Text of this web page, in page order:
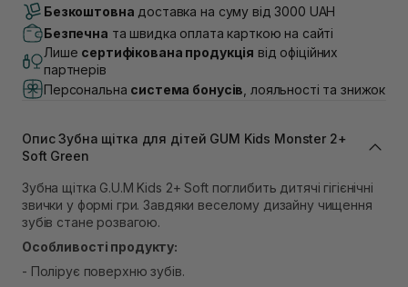
В наявності
Самовивіз м. Луцьк, вул. Винниченка 4
В наявності
Самовивіз м. Львів, вул. Академіка Підстригача, 1В
(Duck’s Lake)
Немає в наявності!
В наявності
Самовивіз м. Львів, вул. Степана Бандери 45
Самовивіз м. Рівне, вул. 16-го Липня, 15
В наявності
Самовивіз м. Рівне, вул. Кулика і Гудачека 23 (ТЦ
Екватор)
Безкоштовна доставка на суму від 3000 UAH
Безпечна та швидка оплата карткою на сайті
Лише сертифікована продукція від офіційних
партнерів
Персональна система бонусів , лояльності та знижок
Опис Зубна щітка для дітей GUM Kids Monster 2+
Soft Green
Зубна щітка G.U.M Kids 2+ Soft поглибить дитячі гігієнічні
звички у формі гри. Завдяки веселому дизайну чищення
зубів стане розвагою.
Особливості продукту:
- Полірує поверхню зубів.